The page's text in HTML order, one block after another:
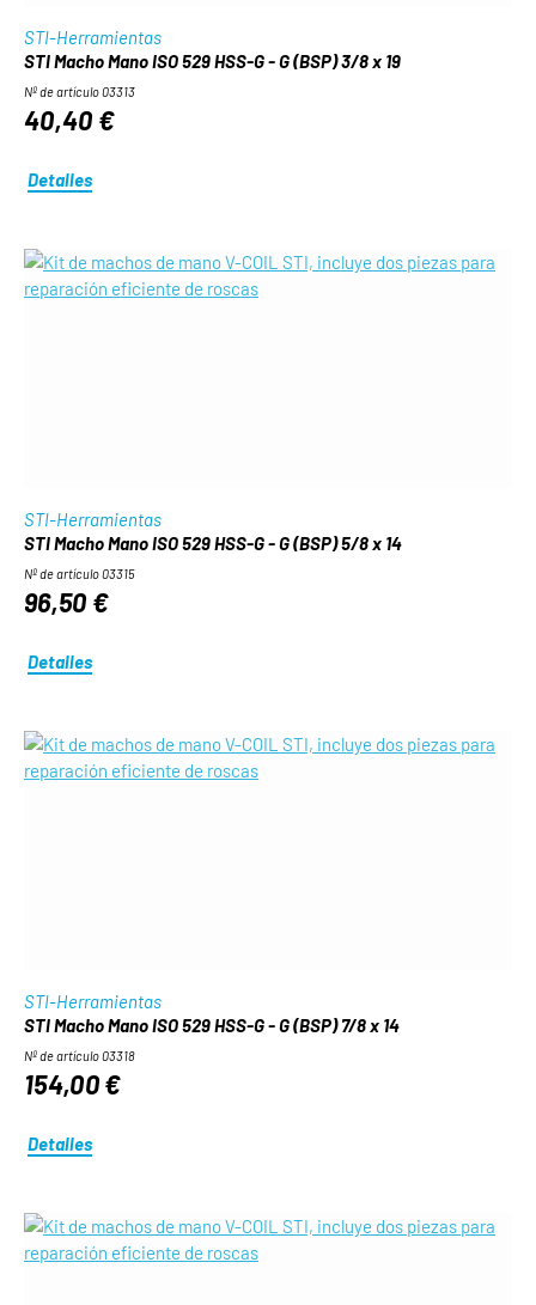
STI-Herramientas
STI Macho Mano ISO 529 HSS-G - G (BSP) 3/8 x 19
Nº de artículo 03313
40,40 €
Detalles
STI-Herramientas
STI Macho Mano ISO 529 HSS-G - G (BSP) 5/8 x 14
Nº de artículo 03315
96,50 €
Detalles
STI-Herramientas
STI Macho Mano ISO 529 HSS-G - G (BSP) 7/8 x 14
Nº de artículo 03318
154,00 €
Detalles